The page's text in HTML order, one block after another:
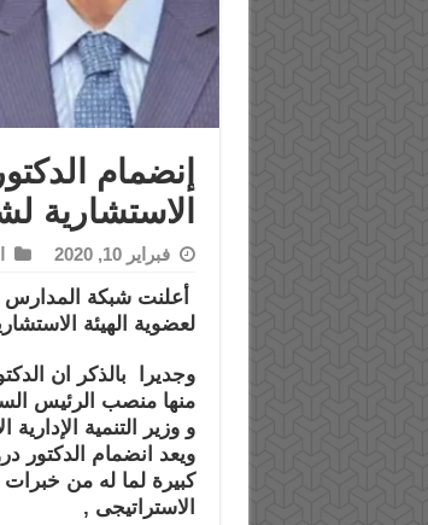
إنضمام
الاستشارية
فبراير 10, 2020
لعضوية الهيئة
وجديرا بالذكر ان
منها منصب الرئيس السابق
و وزير التنمية الإدارية الأسبق
ويعد انضمام الدكتور
كبيرة لما له من
الاستراتيجى ,